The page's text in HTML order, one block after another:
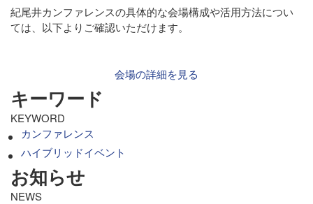
紀尾井カンファレンスの具体的な会場構成や活用方法につい
ては、以下よりご確認いただけます。
会場の詳細を見る
キーワード
KEYWORD
カンファレンス
ハイブリッドイベント
お知らせ
NEWS